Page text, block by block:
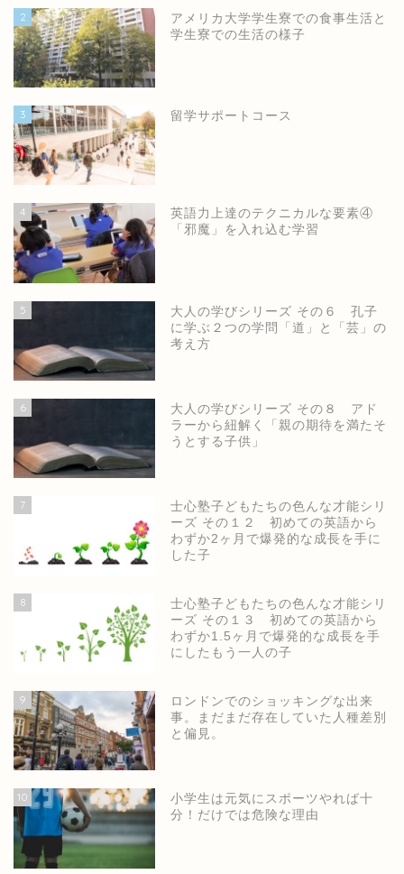
2
アメリカ大学学生寮での食事生活と
学生寮での生活の様子
3 留学サポートコース
4
英語力上達のテクニカルな要素④
「邪魔」を入れ込む学習
5
大人の学びシリーズ その６ 孔子
に学ぶ２つの学問「道」と「芸」の
考え方
6
大人の学びシリーズ その８ アド
ラーから紐解く「親の期待を満たそ
うとする子供」
7
士心塾子どもたちの色んな才能シリ
ーズ その１２ 初めての英語から
わずか2ヶ月で爆発的な成長を手に
した子
8
士心塾子どもたちの色んな才能シリ
ーズ その１３ 初めての英語から
わずか1.5ヶ月で爆発的な成長を手
にしたもう一人の子
9
ロンドンでのショッキングな出来
事。まだまだ存在していた人種差別
と偏見。
10
小学生は元気にスポーツやれば十
分！だけでは危険な理由